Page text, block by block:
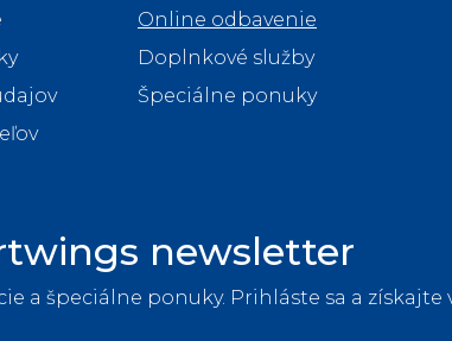
Online odbavenie
Doplnkové služby
Špeciálne ponuky
newsletter
a špeciálne ponuky. Prihláste sa a získajte